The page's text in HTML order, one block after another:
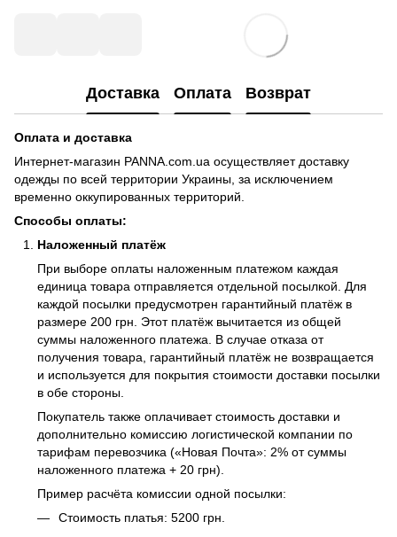
Доставка Оплата Возврат
Оплата и доставка
Интернет-магазин PANNA.com.ua осуществляет доставку
одежды по всей территории Украины, за исключением
временно оккупированных территорий.
Способы оплаты:
Наложенный платёж
При выборе оплаты наложенным платежом каждая
единица товара отправляется отдельной посылкой. Для
каждой посылки предусмотрен гарантийный платёж в
размере 200 грн. Этот платёж вычитается из общей
суммы наложенного платежа. В случае отказа от
получения товара, гарантийный платёж не возвращается
и используется для покрытия стоимости доставки посылки
в обе стороны.
Покупатель также оплачивает стоимость доставки и
дополнительно комиссию логистической компании по
тарифам перевозчика («Новая Почта»: 2% от суммы
наложенного платежа + 20 грн).
Пример расчёта комиссии одной посылки:
Стоимость платья: 5200 грн.